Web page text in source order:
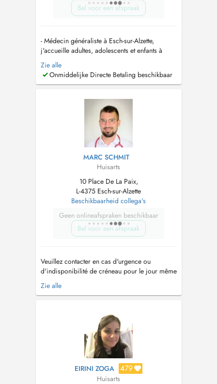
Bel voor een afspraak
- Médecin généraliste à Esch-sur-Alzette,
j'accueille adultes, adolescents et enfants à
partir de 2 ans pour le suivi médical, la
prévention et les consultations ponctuelles. -
Payement du Tiers payant (PID) disponible. - En
contacter svp le (+352) 26 74...
Zie alle
Onmiddelijke Directe Betaling beschikbaar
MARC SCHMIT
Huisarts
10 Place De La Paix,
L-4375 Esch-sur-Alzette
Beschikbaarheid collega's
Geen onlineafspraken beschikbaar
Bel voor een afspraak
Veuillez contacter en cas d'urgence ou
d'indisponibilité de créneau pour le jour même
sur le site DOCTENA, le 00352 57 22 32,
Merci. Im Falle eines Notfalls oder bei Nicht-
Zie alle
EIRINI ZOGA 479
Huisarts